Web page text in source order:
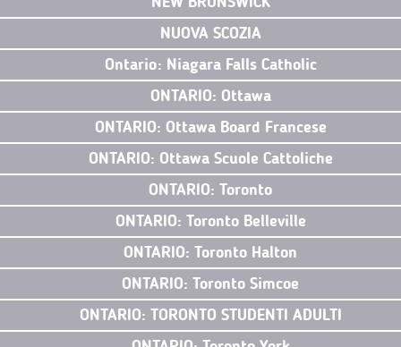
NUOVA SCOZIA
Ontario: Niagara Falls Catholic
ONTARIO: Ottawa
ONTARIO: Ottawa Board Francese
ONTARIO: Ottawa Scuole Cattoliche
ONTARIO: Toronto
ONTARIO: Toronto Belleville
ONTARIO: Toronto Halton
ONTARIO: Toronto Simcoe
ONTARIO: TORONTO STUDENTI ADULTI